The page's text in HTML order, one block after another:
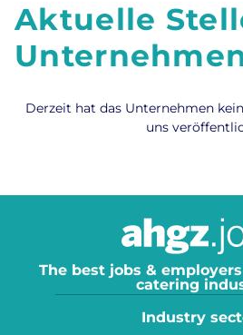
Aktuelle
Derzeit hat das Unternehmen
uns
The best jobs &
catering
Industry